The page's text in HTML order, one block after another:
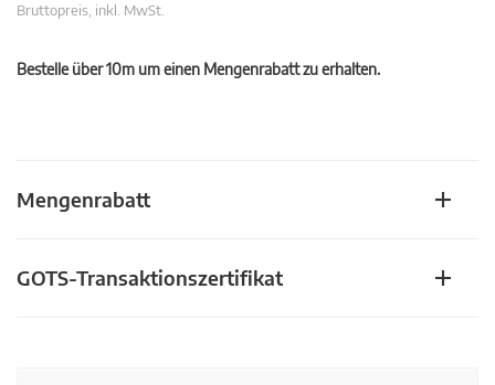
Bruttopreis, inkl. MwSt.
Bestelle über 10m um einen Mengenrabatt zu erhalten.
Mengenrabatt
GOTS-Transaktionszertifikat